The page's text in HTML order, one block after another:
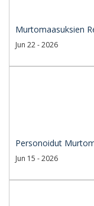
Murtomaasuksien
Jun 22 - 2026
Personoidut
Jun 15 - 2026